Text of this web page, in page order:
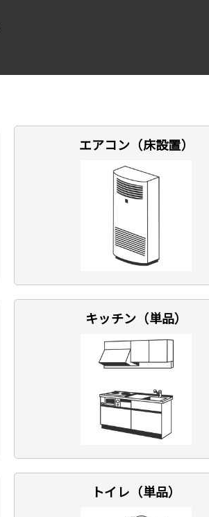
エアコン（床設置）
キッチン（単品）
トイレ（単品）